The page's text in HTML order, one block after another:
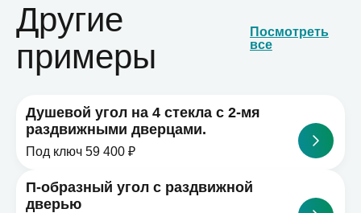
Другие
примеры
Посмотреть
все
Душевой угол на 4 стекла с 2-мя
раздвижными дверцами.
Под ключ 59 400 ₽
П-образный угол с раздвижной
дверью